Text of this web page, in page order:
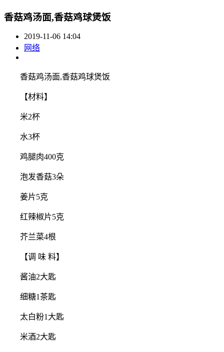
香菇鸡汤面,香菇鸡球煲饭
2019-11-06 14:04
网络
香菇鸡汤面,香菇鸡球煲饭
【材料】
米2杯
水3杯
鸡腿肉400克
泡发香菇3朵
姜片5克
红辣椒片5克
芥兰菜4根
【调 味 料】
酱油2大匙
细糖1茶匙
太白粉1大匙
米酒2大匙